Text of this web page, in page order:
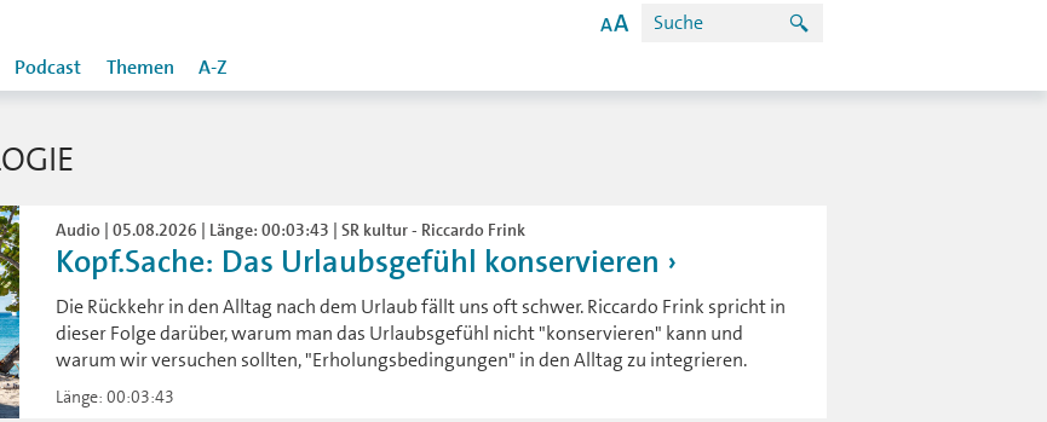
Podcast Themen A-Z
Audio | 05.08.2026 | Länge: 00:03:43 | SR kultur - Riccardo Frink
Kopf.Sache: Das Urlaubsgefühl konservieren
Die Rückkehr in den Alltag nach dem Urlaub fällt uns oft schwer. Riccardo Frink spricht in
dieser Folge darüber, warum man das Urlaubsgefühl nicht "konservieren" kann und
warum wir versuchen sollten, "Erholungsbedingungen" in den Alltag zu integrieren.
Länge: 00:03:43